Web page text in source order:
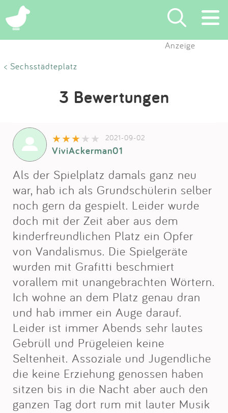
Eintragen
Blog
Partner
Kontakt
Impressum
Anmelden
Anzeige
< Sechsstädteplatz
3 Bewertungen
2021-09-02
ViviAckerman01
Als der Spielplatz damals ganz neu
war, hab ich als Grundschülerin selber
noch gern da gespielt. Leider wurde
doch mit der Zeit aber aus dem
kinderfreundlichen Platz ein Opfer
von Vandalismus. Die Spielgeräte
wurden mit Grafitti beschmiert
vorallem mit unangebrachten Wörtern.
Ich wohne an dem Platz genau dran
und hab immer ein Auge darauf.
Leider ist immer Abends sehr lautes
Gebrüll und Prügeleien keine
Seltenheit. Assoziale und Jugendliche
die keine Erziehung genossen haben
sitzen bis in die Nacht aber auch den
ganzen Tag dort rum mit lauter Musik